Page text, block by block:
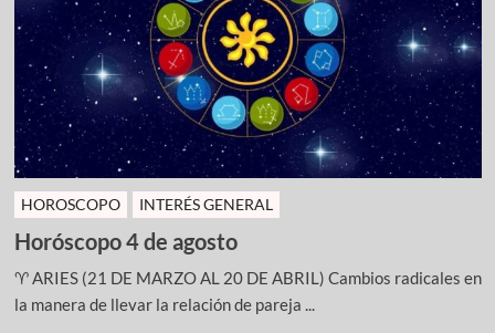
HOROSCOPO INTERÉS GENERAL
Horóscopo 4 de agosto
♈ ARIES (21 DE MARZO AL 20 DE ABRIL) Cambios radicales en
la manera de llevar la relación de pareja ...